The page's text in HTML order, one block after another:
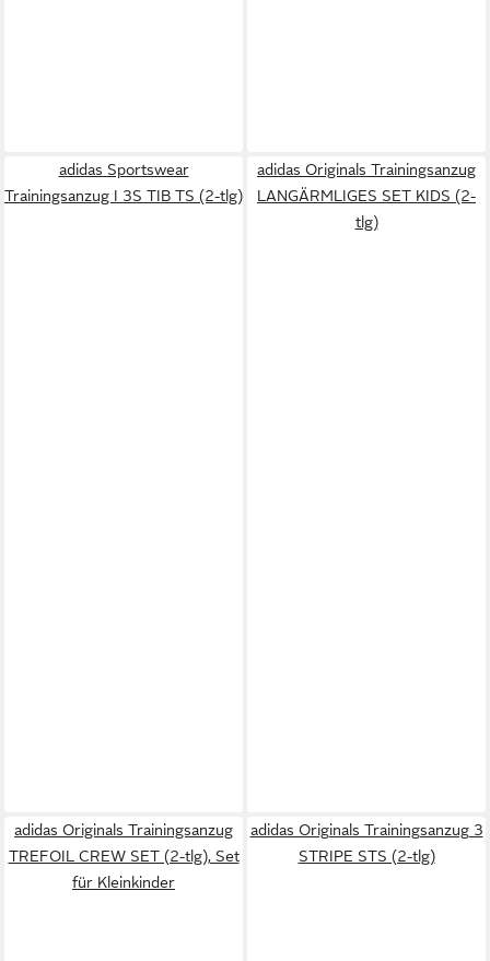
adidas Sportswear
Trainingsanzug I 3S TIB TS (2-tlg)
adidas Originals Trainingsanzug
LANGÄRMLIGES SET KIDS (2-
tlg)
adidas Originals Trainingsanzug
TREFOIL CREW SET (2-tlg), Set
für Kleinkinder
adidas Originals Trainingsanzug 3
STRIPE STS (2-tlg)